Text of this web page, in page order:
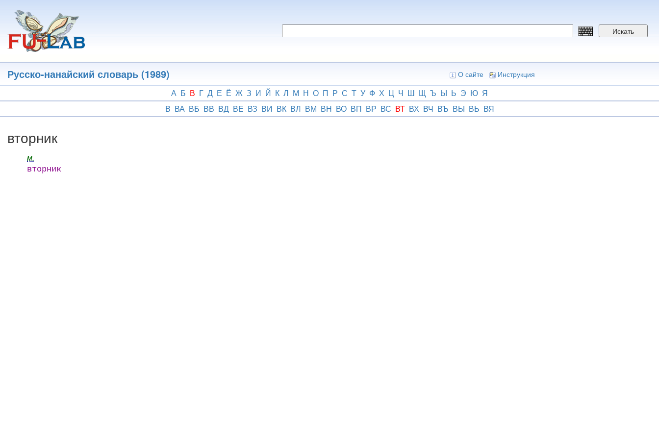
основному
содержанию
Искать
Русско-нанайский словарь (1989) О сайте Инструкция
А Б В Г Д Е Ё Ж З И Й К Л М Н О П Р С Т У Ф Х Ц Ч Ш Щ Ъ Ы Ь Э Ю Я
В ВА ВБ ВВ ВД ВЕ ВЗ ВИ ВК ВЛ ВМ ВН ВО ВП ВР ВС ВТ ВХ ВЧ ВЪ ВЫ ВЬ ВЯ
вторник
м.
вторник